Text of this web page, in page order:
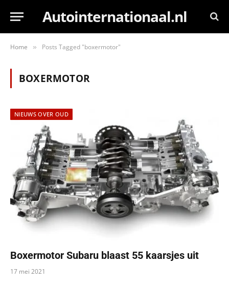
Autointernationaal.nl
Home » Posts Tagged "boxermotor"
BOXERMOTOR
NIEUWS OVER OUD
Boxermotor Subaru blaast 55 kaarsjes uit
17 mei 2021